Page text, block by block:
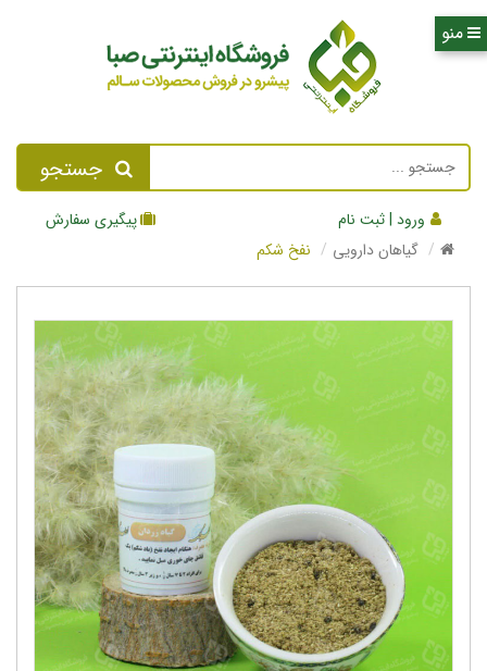
جستجو
ورود | ثبت نام
پیگیری سفارش
گیاهان دارویی
نفخ شکم